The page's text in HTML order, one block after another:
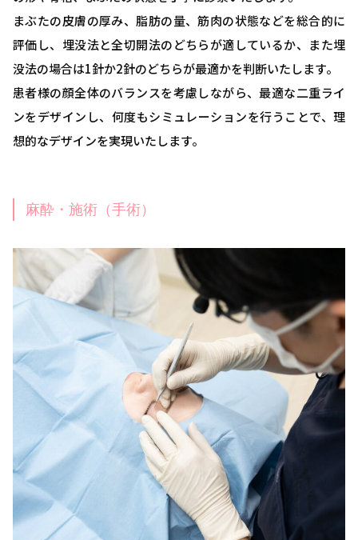
まぶたの皮膚の厚み、脂肪の量、筋肉の状態などを総合的に
評価し、埋没法と全切開法のどちらが適しているか、また埋
没法の場合は1針か2針のどちらが最適かを判断いたします。
患者様の顔全体のバランスを考慮しながら、最適な二重ライ
ンをデザインし、何度もシミュレーションを行うことで、理
想的なデザインを実現いたします。
麻酔・施術（手術）